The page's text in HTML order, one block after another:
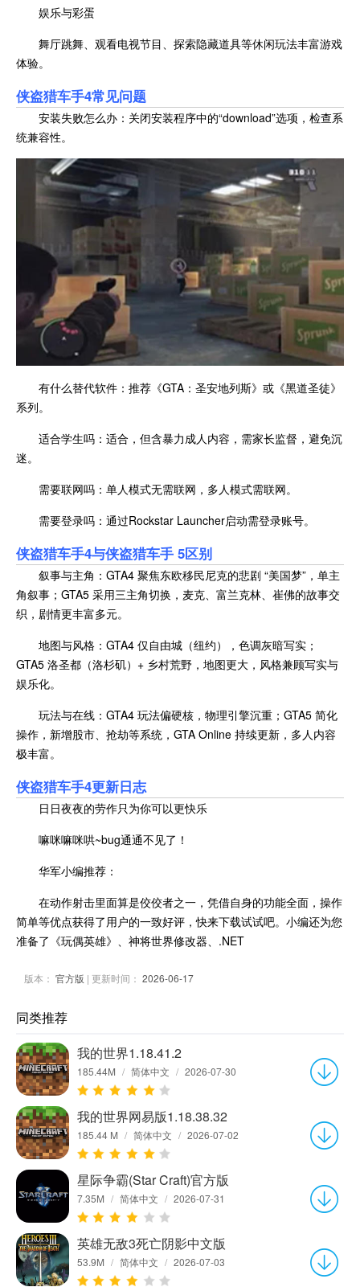
娱乐与彩蛋
舞厅跳舞、观看电视节目、探索隐藏道具等休闲玩法丰富游戏
体验。
侠盗猎车手4常见问题
安装失败怎么办：关闭安装程序中的“download”选项，检查系
统兼容性。
有什么替代软件：推荐《GTA：圣安地列斯》或《黑道圣徒》
系列。
适合学生吗：适合，但含暴力成人内容，需家长监督，避免沉
迷。
需要联网吗：单人模式无需联网，多人模式需联网。
需要登录吗：通过Rockstar Launcher启动需登录账号。
侠盗猎车手4与侠盗猎车手 5区别
叙事与主角：GTA4 聚焦东欧移民尼克的悲剧 “美国梦”，单主
角叙事；GTA5 采用三主角切换，麦克、富兰克林、崔佛的故事交
织，剧情更丰富多元。
地图与风格：GTA4 仅自由城（纽约），色调灰暗写实；
GTA5 洛圣都（洛杉矶）+ 乡村荒野，地图更大，风格兼顾写实与
娱乐化。
玩法与在线：GTA4 玩法偏硬核，物理引擎沉重；GTA5 简化
操作，新增股市、抢劫等系统，GTA Online 持续更新，多人内容
极丰富。
侠盗猎车手4更新日志
日日夜夜的劳作只为你可以更快乐
嘛咪嘛咪哄~bug通通不见了！
华军小编推荐：
在动作射击里面算是佼佼者之一，凭借自身的功能全面，操作
简单等优点获得了用户的一致好评，快来下载试试吧。小编还为您
准备了《玩偶英雄》、神将世界修改器、.NET
版本： 官方版 | 更新时间： 2026-06-17
同类推荐
我的世界1.18.41.2
185.44M / 简体中文 / 2026-07-30
我的世界网易版1.18.38.32
185.44 M / 简体中文 / 2026-07-02
星际争霸(Star Craft)官方版
7.35M / 简体中文 / 2026-07-31
英雄无敌3死亡阴影中文版
53.9M / 简体中文 / 2026-07-03